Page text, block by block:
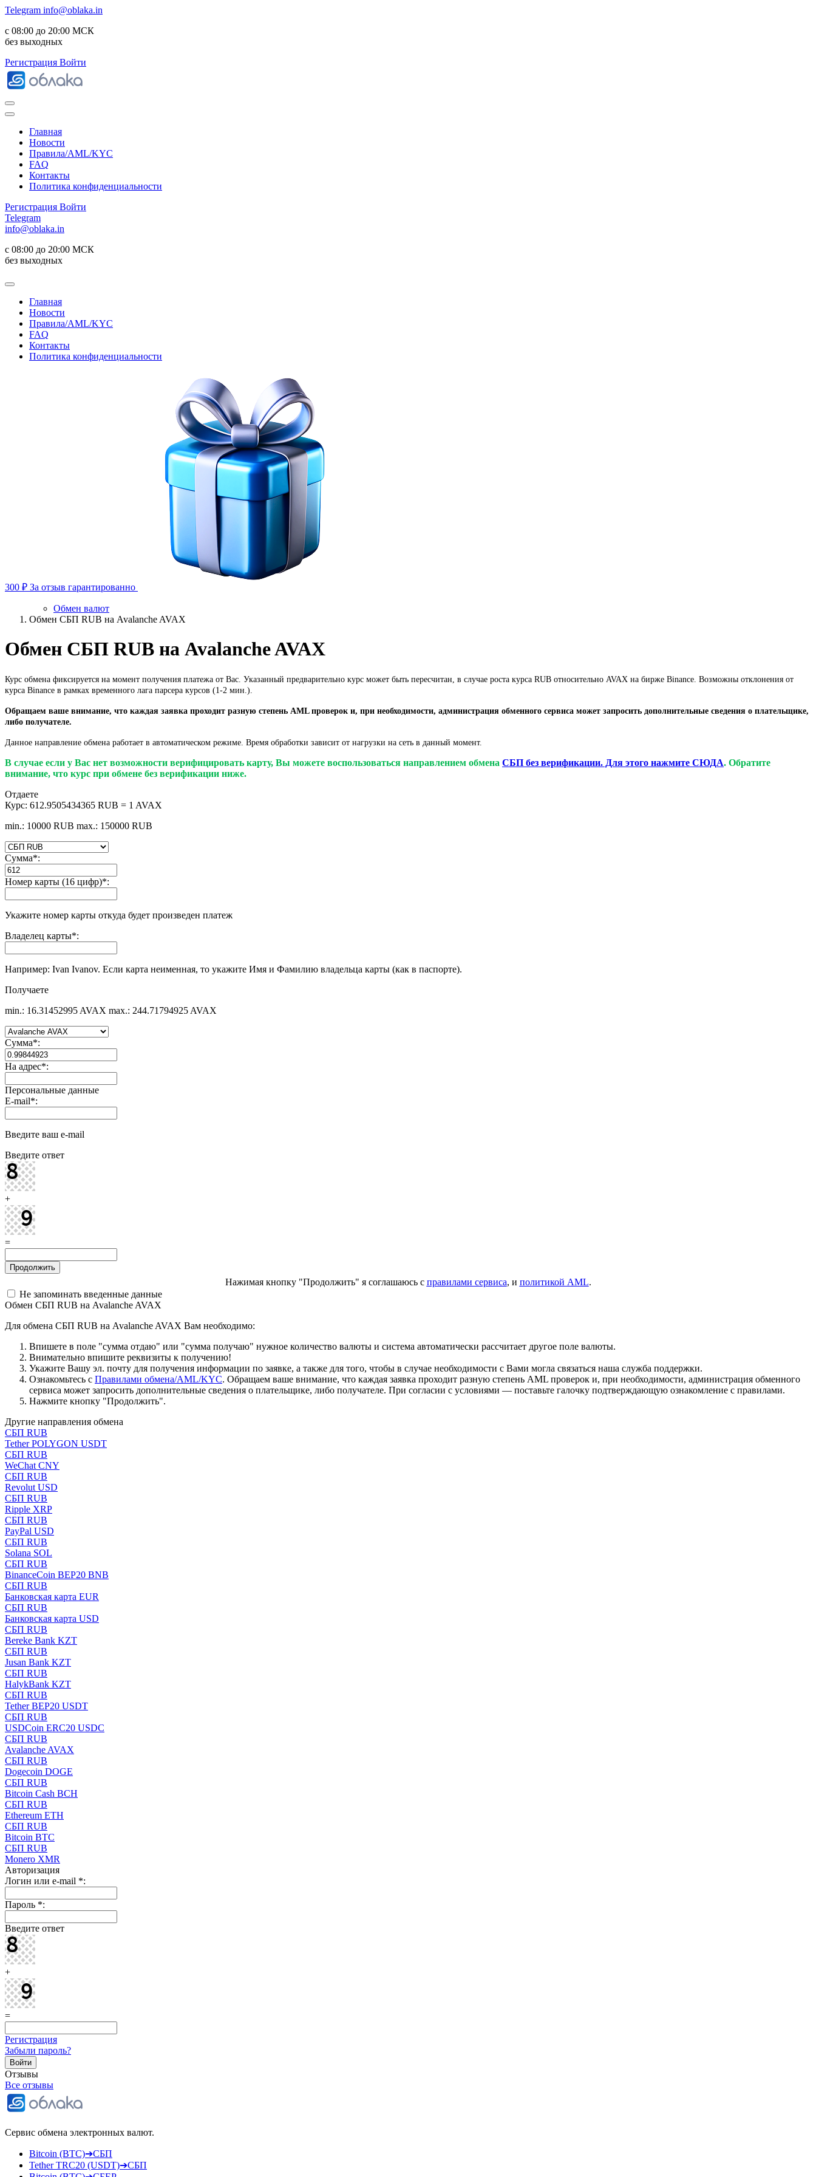
Telegram info@oblaka.in
с 08:00 до 20:00 МСК
без выходных
Регистрация Войти
Главная
Новости
Правила/AML/KYC
FAQ
Контакты
Политика конфиденциальности
Регистрация Войти
Telegram
info@oblaka.in
с 08:00 до 20:00 МСК
без выходных
Главная
Новости
Правила/AML/KYC
FAQ
Контакты
Политика конфиденциальности
300 ₽ За отзыв гарантированно
Обмен валют
Обмен СБП RUB на Avalanche AVAX
Обмен СБП RUB на Avalanche AVAX
Курс обмена фиксируется на момент получения платежа от Вас. Указанный предварительно курс может быть пересчитан, в случае роста курса RUB относительно AVAX на бирже Binance. Возможны отклонения от
курса Binance в рамках временного лага парсера курсов (1-2 мин.).
Обращаем ваше внимание, что каждая заявка проходит разную степень AML проверок и, при необходимости, администрация обменного сервиса может запросить дополнительные сведения о плательщике,
либо получателе.
Данное направление обмена работает в автоматическом режиме. Время обработки зависит от нагрузки на сеть в данный момент.
В случае если у Вас нет возможности верифицировать карту, Вы можете воспользоваться направлением обмена СБП без верификации. Для этого нажмите СЮДА. Обратите
внимание, что курс при обмене без верификации ниже.
Отдаете
Курс: 612.9505434365 RUB = 1 AVAX
min.: 10000 RUB max.: 150000 RUB
Сумма*:
Номер карты (16 цифр)*:
Укажите номер карты откуда будет произведен платеж
Владелец карты*:
Например: Ivan Ivanov. Если карта неименная, то укажите Имя и Фамилию владельца карты (как в паспорте).
Получаете
min.: 16.31452995 AVAX max.: 244.71794925 AVAX
Сумма*:
На адрес*:
Персональные данные
E-mail*:
Введите ваш e-mail
Введите ответ
+
=
Нажимая кнопку "Продолжить" я соглашаюсь с правилами сервиса, и политикой AML.
Не запоминать введенные данные
Обмен СБП RUB на Avalanche AVAX
Для обмена СБП RUB на Avalanche AVAX Вам необходимо:
Впишете в поле "сумма отдаю" или "сумма получаю" нужное количество валюты и система автоматически рассчитает другое поле валюты.
Внимательно впишите реквизиты к получению!
Укажите Вашу эл. почту для получения информации по заявке, а также для того, чтобы в случае необходимости с Вами могла связаться наша служба поддержки.
Ознакомьтесь с Правилами обмена/AML/KYC. Обращаем ваше внимание, что каждая заявка проходит разную степень AML проверок и, при необходимости, администрация обменного
сервиса может запросить дополнительные сведения о плательщике, либо получателе. При согласии с условиями — поставьте галочку подтверждающую ознакомление с правилами.
Нажмите кнопку "Продолжить".
Другие направления обмена
СБП RUB
Tether POLYGON USDT
СБП RUB
WeChat CNY
СБП RUB
Revolut USD
СБП RUB
Ripple XRP
СБП RUB
PayPal USD
СБП RUB
Solana SOL
СБП RUB
BinanceCoin BEP20 BNB
СБП RUB
Банковская карта EUR
СБП RUB
Банковская карта USD
СБП RUB
Bereke Bank KZT
СБП RUB
Jusan Bank KZT
СБП RUB
HalykBank KZT
СБП RUB
Tether BEP20 USDT
СБП RUB
USDCoin ERC20 USDC
СБП RUB
Avalanche AVAX
СБП RUB
Dogecoin DOGE
СБП RUB
Bitcoin Cash BCH
СБП RUB
Ethereum ETH
СБП RUB
Bitcoin BTC
СБП RUB
Monero XMR
Авторизация
Логин или e-mail *:
Пароль *:
Введите ответ
+
=
Регистрация
Забыли пароль?
Отзывы
Все отзывы
Сервис обмена электронных валют.
Bitcoin (BTC)➔СБП
Tether TRC20 (USDT)➔СБП